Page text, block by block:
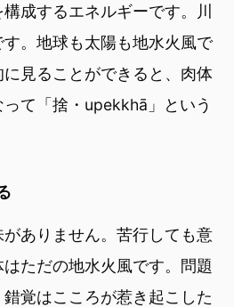
成するエネルギーです。川
。地球も太陽も地水火風で
見ることができると、肉体
て「捨・upekkhā」という
ありません。苦行しても意
ただの地水火風です。問題
覚はこころが惹き起こした